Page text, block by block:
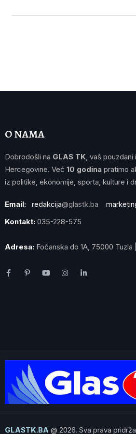
O NAMA
Dobrodošli na GLAS TK, vaš pouzdani
Hercegovine. Već 10 godina pratimo
iz politike, ekonomije, sporta, kulture i
Email: redakcija@glastk.ba
Kontakt: 035-228-575
Adresa: Fočanska do 1A, 75000
GLASTK.BA @ 2026. Sva prava